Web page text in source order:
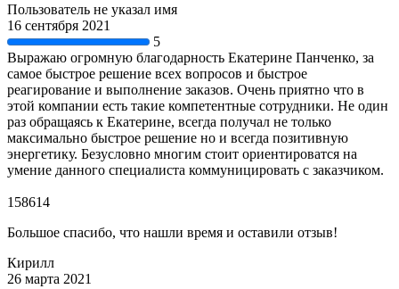
Пользователь не указал имя
16 сентября 2021
5
Выражаю огромную благодарность Екатерине Панченко, за
самое быстрое решение всех вопросов и быстрое
реагирование и выполнение заказов. Очень приятно что в
этой компании есть такие компетентные сотрудники. Не один
раз обращаясь к Екатерине, всегда получал не только
максимально быстрое решение но и всегда позитивную
энергетику. Безусловно многим стоит ориентироватся на
умение данного специалиста коммуницировать с заказчиком.
158614
Большое спасибо, что нашли время и оставили отзыв!
Кирилл
26 марта 2021